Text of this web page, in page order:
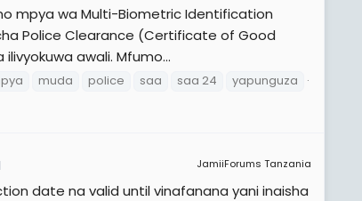
mpya wa Multi-Biometric Identification
Police Clearance (Certificate of Good
awali. Mfumo...
muda police saa saa 24
yapunguza
JamiiForums Tanzania
date na valid until vinafanana yani inaisha